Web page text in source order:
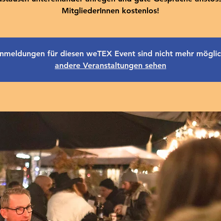
MitgliederInnen kostenlos!
für diesen weTEX Event sind nicht mehr
andere Veranstaltungen sehen